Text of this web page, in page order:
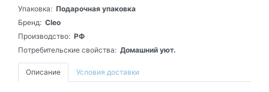
Упаковка: Подарочная упаковка
Бренд: Cleo
Производство: РФ
Потребительские свойства: Домашний уют.
Описание Условия доставки